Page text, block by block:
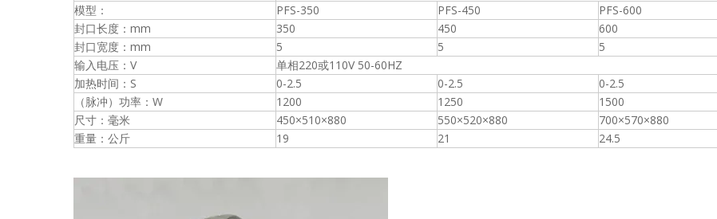
模型：
PFS-350 PFS-450
PFS-600
封口长度：mm
350 450
600
封口宽度：mm
5 5
5
输入电压：V
单相220或110V 50-60HZ
加热时间：S
0-2.5 0-2.5
0-2.5
（脉冲）功率：W
1200 1250
1500
尺寸：毫米
450×510×880 550×520×880
700×570×880
重量：公斤
19 21 24.5